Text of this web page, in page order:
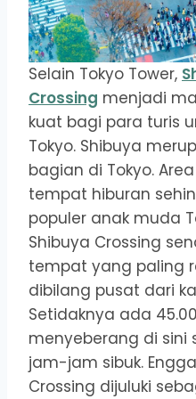
Selain Tokyo Tower,
Crossing menjadi
kuat bagi para turis
Tokyo. Shibuya
bagian di Tokyo.
tempat hiburan
populer anak muda
Shibuya Crossing
tempat yang paling
dibilang pusat dari
Setidaknya ada
menyeberang di
jam-jam sibuk.
Crossing dijuluki